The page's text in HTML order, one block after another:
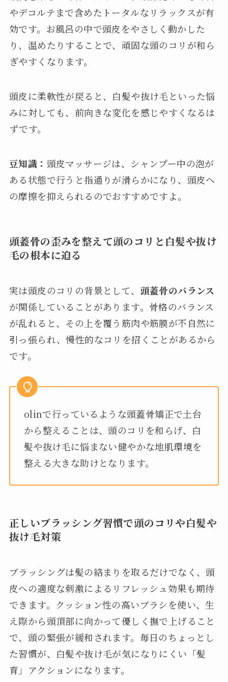
やデコルテまで含めたトータルなリラックスが有
効です。お風呂の中で頭皮をやさしく動かした
り、温めたりすることで、頑固な頭のコリが和ら
ぎやすくなります。
頭皮に柔軟性が戻ると、白髪や抜け毛といった悩
みに対しても、前向きな変化を感じやすくなるは
ずです。
豆知識： 頭皮マッサージは、シャンプー中の泡が
ある状態で行うと指通りが滑らかになり、頭皮へ
の摩擦を抑えられるのでおすすめですよ。
頭蓋骨の歪みを整えて頭のコリと白髪や抜け
毛の根本に迫る
実は頭皮のコリの背景として、 頭蓋骨のバランス
が関係していることがあります。骨格のバランス
が乱れると、その上を覆う筋肉や筋膜が不自然に
引っ張られ、慢性的なコリを招くことがあるから
です。
olinで行っているような頭蓋骨矯正で土台
から整えることは、頭のコリを和らげ、白
髪や抜け毛に悩まない健やかな地肌環境を
整える大きな助けとなります。
正しいブラッシング習慣で頭のコリや白髪や
抜け毛対策
ブラッシングは髪の絡まりを取るだけでなく、頭
皮への適度な刺激によるリフレッシュ効果も期待
できます。クッション性の高いブラシを使い、生
え際から頭頂部に向かって優しく撫で上げること
で、頭の緊張が緩和されます。毎日のちょっとし
た習慣が、白髪や抜け毛が気になりにくい「髪
育」アクションになります。